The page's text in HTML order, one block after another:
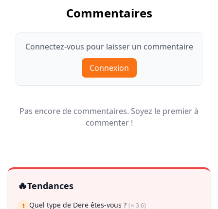
Commentaires
Connectez-vous pour laisser un commentaire
Connexion
Pas encore de commentaires. Soyez le premier à
commenter !
🔥Tendances
1 Quel type de Dere êtes-vous ? (⭐ 3.6)